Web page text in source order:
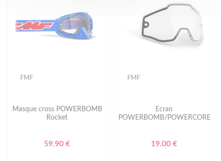
FMF
Masque cross POWERBOMB
Rocket
59.90 €
FMF
Ecran
POWERBOMB/POWERCORE
19.00 €